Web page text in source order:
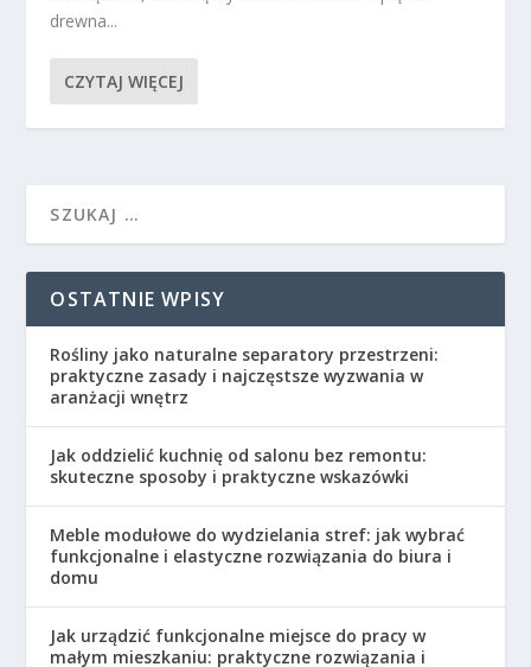
drewna...
CZYTAJ WIĘCEJ
OSTATNIE WPISY
Rośliny jako naturalne separatory przestrzeni:
praktyczne zasady i najczęstsze wyzwania w
aranżacji wnętrz
Jak oddzielić kuchnię od salonu bez remontu:
skuteczne sposoby i praktyczne wskazówki
Meble modułowe do wydzielania stref: jak wybrać
funkcjonalne i elastyczne rozwiązania do biura i
domu
Jak urządzić funkcjonalne miejsce do pracy w
małym mieszkaniu: praktyczne rozwiązania i